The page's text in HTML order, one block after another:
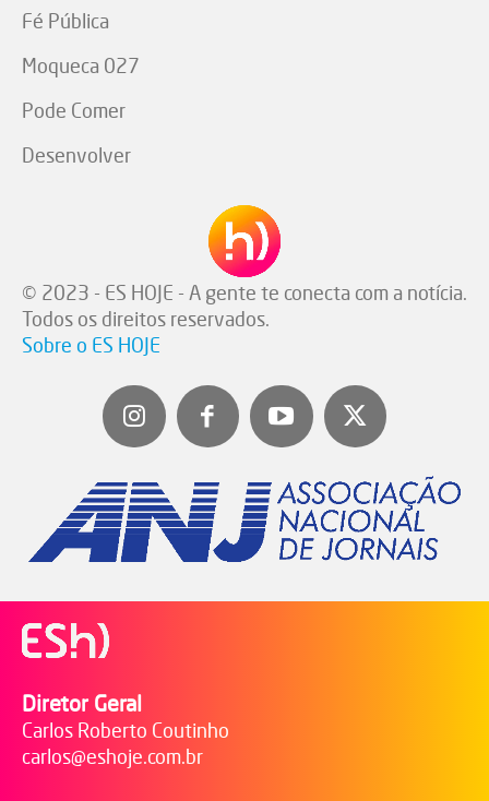
Fé Pública
Moqueca 027
Pode Comer
Desenvolver
© 2023 - ES HOJE - A gente te conecta com a notícia.
Todos os direitos reservados.
Sobre o ES HOJE
Diretor Geral
Carlos Roberto Coutinho
carlos@eshoje.com.br